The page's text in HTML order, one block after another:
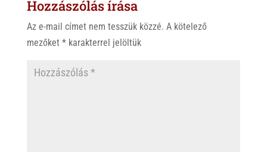
A
p
o
k
Hozzászólás írása
Az e-mail címet nem tesszük közzé. A kötelező
mezőket *karakterrel jelöltük